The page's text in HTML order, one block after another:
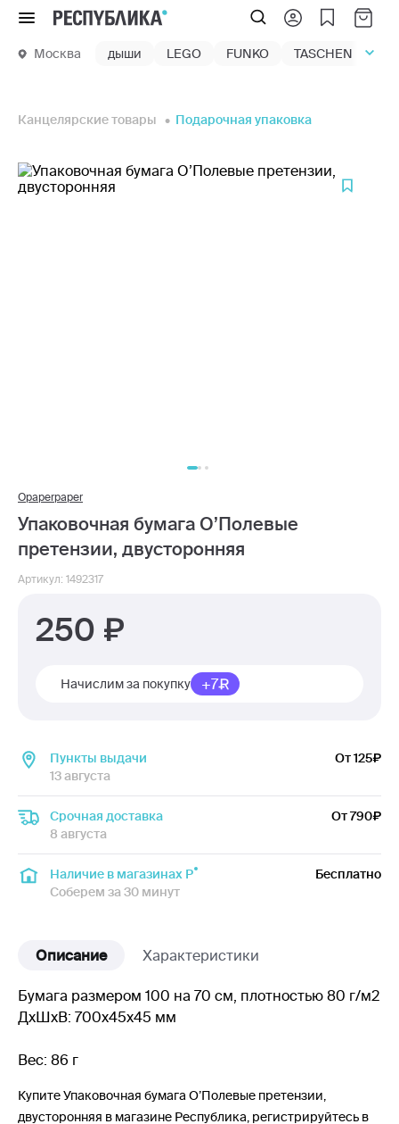
Меню
Москва дыши LEGO FUNKO TASCHEN
Канцелярские товары Подарочная упаковка
Opaperpaper
Упаковочная бумага О’Полевые
претензии, двусторонняя
Артикул: 1492317
250
Начислим за покупку +7
Пункты выдачи
13 августа
От 125
Срочная доставка
8 августа
От 790
Наличие в магазинах Р
Соберем за 30 минут
Бесплатно
Описание Характеристики
Бумага размером 100 на 70 см, плотностью 80 г/м2
ДxШxВ: 700x45x45 мм
Вес: 86 г
Купите Упаковочная бумага О’Полевые претензии,
двусторонняя в магазине Республика, регистрируйтесь в